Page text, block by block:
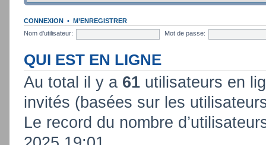
CONNEXION • M’ENREGISTRER
Nom d’utilisateur:
Mot de passe:
QUI EST EN LIGNE
Au total il y a 61 utilisateurs en
invités (basées sur les
Le record du nombre